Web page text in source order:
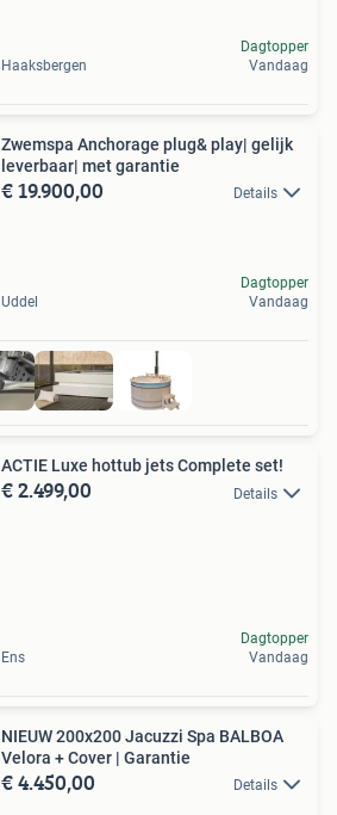
Haaksbergen
Dagtopper
Vandaag
Zwemspa Anchorage plug& play| gelijk
leverbaar| met garantie
€ 19.900,00 Details
Uddel
Dagtopper
Vandaag
ACTIE Luxe hottub jets Complete set!
€ 2.499,00 Details
Ens
Dagtopper
Vandaag
NIEUW 200x200 Jacuzzi Spa BALBOA
Velora + Cover | Garantie
€ 4.450,00 Details